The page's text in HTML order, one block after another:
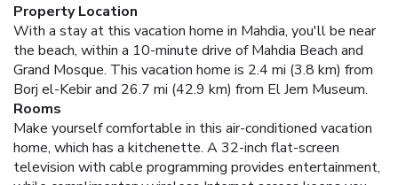
Property Location
With a stay at this vacation home in Mahdia, you'll be near
the beach, within a 10-minute drive of Mahdia Beach and
Grand Mosque. This vacation home is 2.4 mi (3.8 km) from
Borj el-Kebir and 26.7 mi (42.9 km) from El Jem Museum.
Rooms
Make yourself comfortable in this air-conditioned vacation
home, which has a kitchenette. A 32-inch flat-screen
television with cable programming provides entertainment,